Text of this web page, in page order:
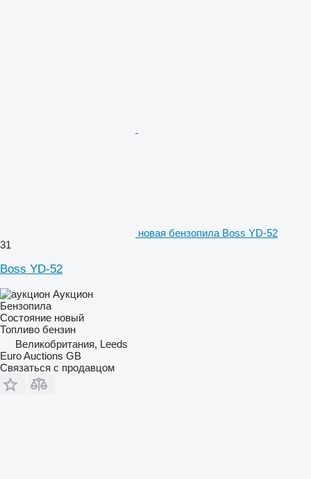
новая бензопила Boss YD-52
31
Boss YD-52
Аукцион
Бензопила
Состояние новый
Топливо бензин
Великобритания, Leeds
Euro Auctions GB
Связаться с продавцом